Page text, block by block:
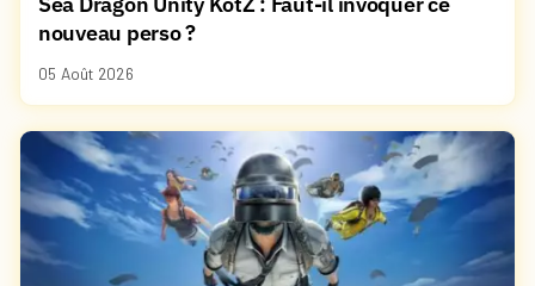
nouveau perso ?
05 Août 2026